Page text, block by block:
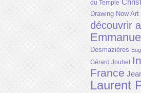
du Temple
Drawing Now Art
découvrir
Desmazières
Gérard Jouhet
France
Laurent